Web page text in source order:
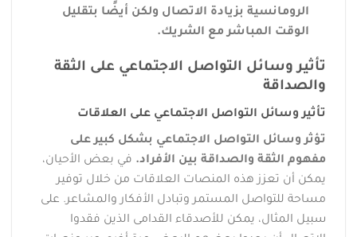
الرومانسية بزيادة الاتصال ولكن أيضًا بتقليل
الوقت المباشر مع الشريك.
تأثير وسائل التواصل الاجتماعي على الثقة
والصداقة
تأثير وسائل التواصل الاجتماعي على العلاقات
تؤثر وسائل التواصل الاجتماعي بشكل كبير على
مفهوم الثقة والصداقة بين الأفراد. في بعض الأحيان،
يمكن أن تعزز هذه المنصات العلاقات من خلال توفير
مساحة للتواصل المستمر وتبادل الأفكار والمشاعر. على
سبيل المثال، يمكن للأصدقاء القدامى الذين فقدوا